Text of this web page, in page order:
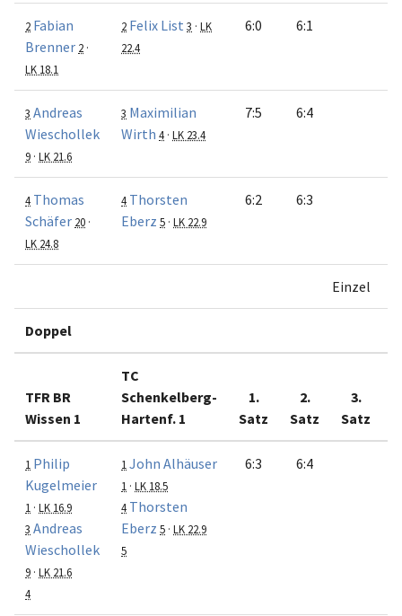
2 Fabian
Brenner 2 ·
LK 18.1
2 Felix List 3 · LK
22.4
6:0 6:1
3 Andreas
Wieschollek
9 · LK 21.6
3 Maximilian
Wirth 4 · LK 23.4
7:5 6:4
4 Thomas
Schäfer 20 ·
LK 24.8
4 Thorsten
Eberz 5 · LK 22.9
6:2 6:3
Einzel
Doppel
TFR BR
Wissen 1
TC
Schenkelberg-
Hartenf. 1
1.
Satz
2.
Satz
3.
Satz
1 Philip
Kugelmeier
1 · LK 16.9
3 Andreas
Wieschollek
9 · LK 21.6
4
1 John Alhäuser
1 · LK 18.5
4 Thorsten
Eberz 5 · LK 22.9
5
6:3 6:4